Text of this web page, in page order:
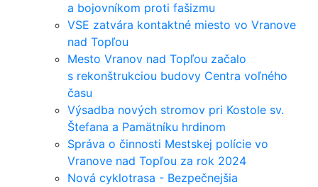
a bojovníkom proti fašizmu
VSE zatvára kontaktné miesto vo Vranove
nad Topľou
Mesto Vranov nad Topľou začalo
s rekonštrukciou budovy Centra voľného
času
Výsadba nových stromov pri Kostole sv.
Štefana a Pamätníku hrdinom
Správa o činnosti Mestskej polície vo
Vranove nad Topľou za rok 2024
Nová cyklotrasa - Bezpečnejšia